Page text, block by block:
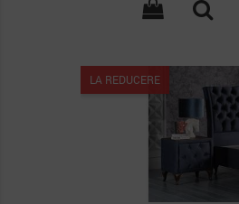
LA REDUCERE